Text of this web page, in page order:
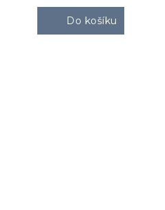
Do košíku